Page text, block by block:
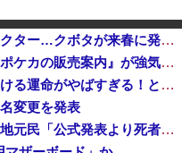
国産初、遠隔監視型の自動運転トラクター…クボタが来春に発売！他
【画像】イオンの店頭に貼られた『ポケカの販売案内』が強気すぎると話題にｗｗｗｗ
左遷された財務省エリートに待ち受ける運命がやばすぎる！と話題に、経歴自体はとんでもないものだが……
変更を発表
中国「大洪水！」中国ダム「決壊」地元民「公式発表より死者多い！」中国政府「住民拘束！（安否不明」中国当局「救助隊動画も削除」台風13号「三峡ダム接近中」→